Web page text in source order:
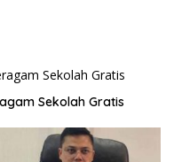
Sekolah Gratis